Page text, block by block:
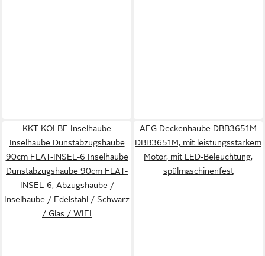
KKT KOLBE Inselhaube
Inselhaube Dunstabzugshaube
90cm FLAT-INSEL-6 Inselhaube
Dunstabzugshaube 90cm FLAT-
INSEL-6, Abzugshaube /
Inselhaube / Edelstahl / Schwarz
/ Glas / WIFI
AEG Deckenhaube DBB3651M
DBB3651M, mit leistungsstarkem
Motor, mit LED-Beleuchtung,
spülmaschinenfest